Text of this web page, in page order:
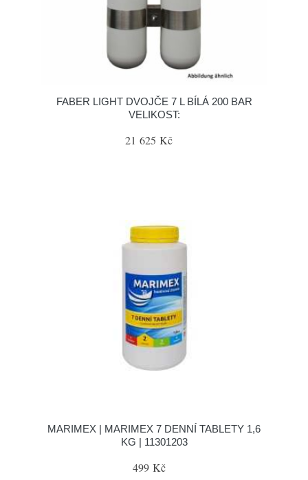
FABER LIGHT DVOJČE 7 L BÍLÁ 200 BAR
VELIKOST:
21 625 Kč
MARIMEX | MARIMEX 7 DENNÍ TABLETY 1,6
KG | 11301203
499 Kč